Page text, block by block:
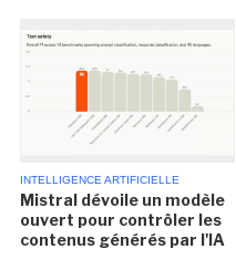
INTELLIGENCE ARTIFICIELLE
Mistral dévoile un modèle
ouvert pour contrôler les
contenus générés par l'IA